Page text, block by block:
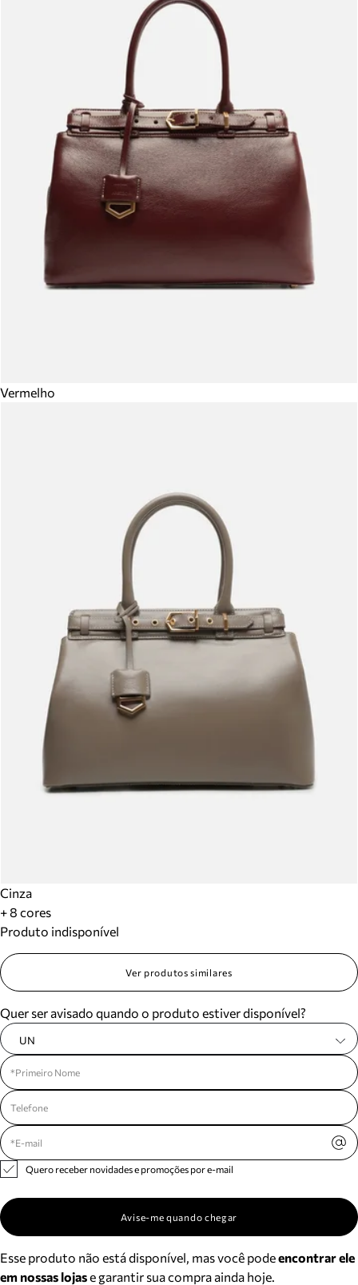
Vermelho
Cinza
+ 8 cores
Produto indisponível
Ver produtos similares
Quer ser avisado quando o produto estiver disponível?
UN
Quero receber novidades e promoções por e-mail
Avise-me quando chegar
Esse produto não está disponível, mas você podeencontrar ele
em nossas lojase garantir sua compra ainda hoje.